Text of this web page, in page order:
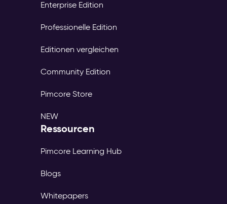
Enterprise Edition
Professionelle Edition
Editionen vergleichen
Community Edition
Pimcore Store
NEW
Ressourcen
Pimcore Learning Hub
Blogs
Whitepapers